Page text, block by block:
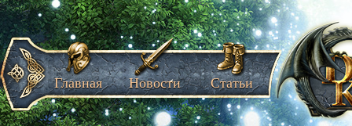
Главная Новости Статьи